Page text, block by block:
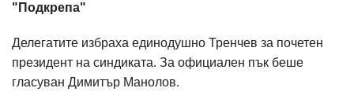
"Подкрепа"
Делегатите избраха единодушно Тренчев за почетен
президент на синдиката. За официален пък беше
гласуван Димитър Манолов.